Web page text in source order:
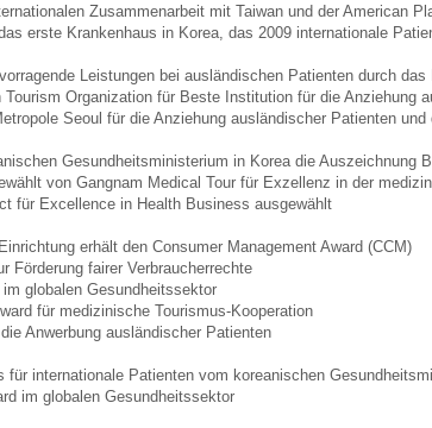
Zusammenarbeit mit Taiwan und der American
erste Krankenhaus in Korea, das 2009 internationale
Leistungen bei ausländischen Patienten durch
Tourism Organization für Beste Institution für die Anziehung
Seoul für die Anziehung ausländischer Patienten
Gesundheitsministerium in Korea die Auszeichnung
von Gangnam Medical Tour für Exzellenz in der
für Excellence in Health Business ausgewählt
erhält den Consumer Management Award (CCM)
Förderung fairer Verbraucherrechte
globalen Gesundheitssektor
für medizinische Tourismus-Kooperation
Anwerbung ausländischer Patienten
für internationale Patienten vom koreanischen
im globalen Gesundheitssektor